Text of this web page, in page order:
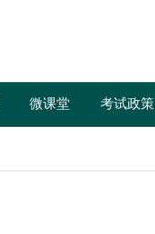
微课堂 考试政策